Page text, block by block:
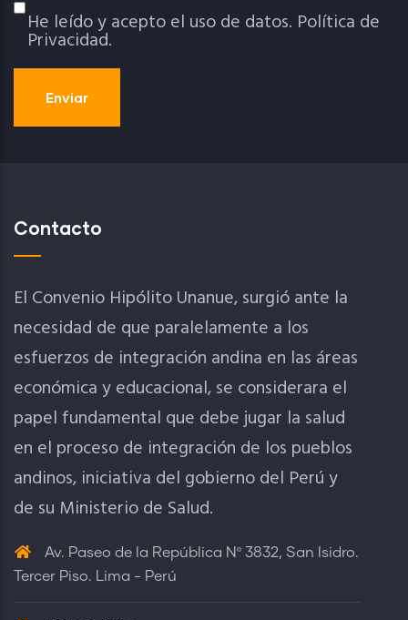
Política De Privacidad
He leído y acepto el uso de datos. Política de
Privacidad.
Contacto
El Convenio Hipólito Unanue, surgió ante la
necesidad de que paralelamente a los
esfuerzos de integración andina en las áreas
económica y educacional, se considerara el
papel fundamental que debe jugar la salud
en el proceso de integración de los pueblos
andinos, iniciativa del gobierno del Perú y
de su Ministerio de Salud.
Av. Paseo de la República Nº 3832, San Isidro.
Tercer Piso. Lima - Perú